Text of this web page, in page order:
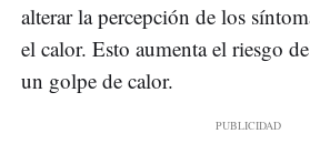
alterar la percepción de los
el calor. Esto aumenta el riesgo
un golpe de calor.